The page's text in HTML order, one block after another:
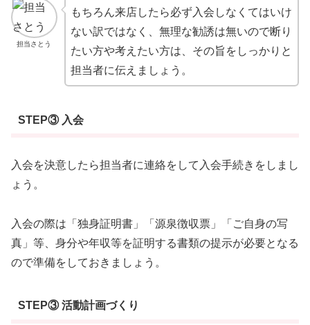
担当さとう
もちろん来店したら必ず入会しなくてはいけ
ない訳ではなく、無理な勧誘は無いので断り
たい方や考えたい方は、その旨をしっかりと
担当者に伝えましょう。
STEP③ 入会
入会を決意したら担当者に連絡をして入会手続きをしまし
ょう。
入会の際は「独身証明書」「源泉徴収票」「ご自身の写
真」等、身分や年収等を証明する書類の提示が必要となる
ので準備をしておきましょう。
STEP③ 活動計画づくり